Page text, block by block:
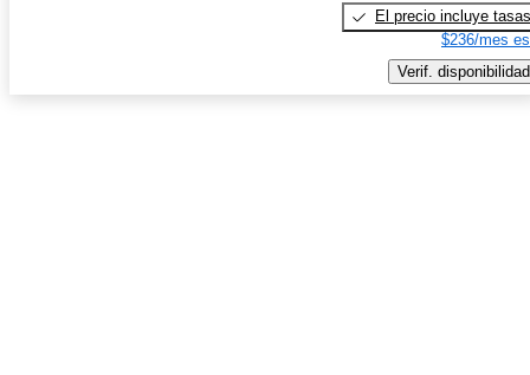
El precio incluye tasas
$236/mes
Verif. disponibilidad